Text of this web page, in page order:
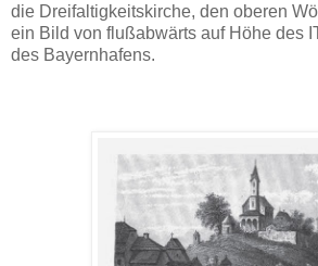
die Dreifaltigkeitskirche, den oberen
ein Bild von flußabwärts auf Höhe des
des Bayernhafens.